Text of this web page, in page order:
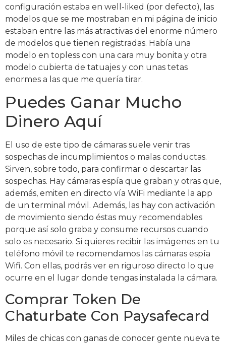
configuración estaba en well-liked (por defecto), las
modelos que se me mostraban en mi página de inicio
estaban entre las más atractivas del enorme número
de modelos que tienen registradas. Había una
modelo en topless con una cara muy bonita y otra
modelo cubierta de tatuajes y con unas tetas
enormes a las que me quería tirar.
Puedes Ganar Mucho
Dinero Aquí
El uso de este tipo de cámaras suele venir tras
sospechas de incumplimientos o malas conductas.
Sirven, sobre todo, para confirmar o descartar las
sospechas. Hay cámaras espía que graban y otras que,
además, emiten en directo vía WiFi mediante la app
de un terminal móvil. Además, las hay con activación
de movimiento siendo éstas muy recomendables
porque así solo graba y consume recursos cuando
solo es necesario. Si quieres recibir las imágenes en tu
teléfono móvil te recomendamos las cámaras espía
Wifi. Con ellas, podrás ver en riguroso directo lo que
ocurre en el lugar donde tengas instalada la cámara.
Comprar Token De
Chaturbate Con Paysafecard
Miles de chicas con ganas de conocer gente nueva te